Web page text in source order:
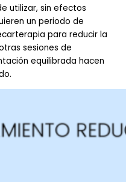
utilizar, sin efectos
un periodo de
para reducir la
sesiones de
equilibrada hacen